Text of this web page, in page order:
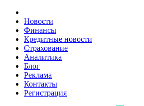
Новости
Финансы
Кредитные новости
Страхование
Аналитика
Блог
Реклама
Контакты
Регистрация